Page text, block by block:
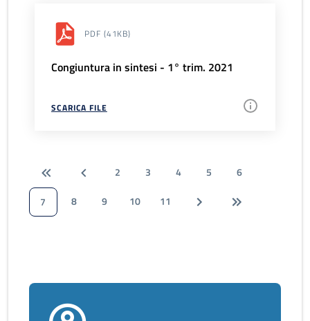
PDF (41KB)
Congiuntura in sintesi - 1° trim. 2021
SCARICA FILE
2 3 4 5
6
7
8 9 10 11